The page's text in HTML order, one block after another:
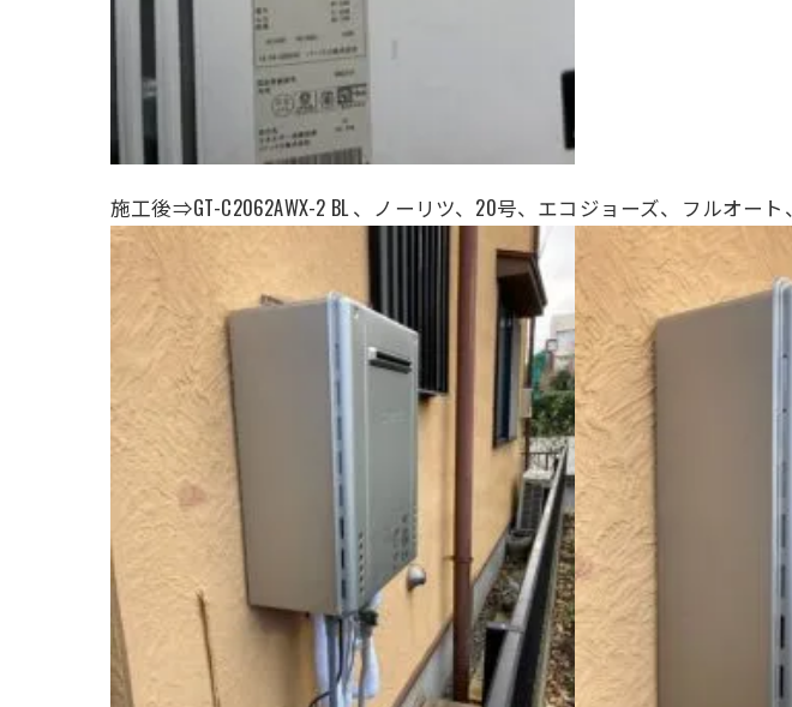
施工後⇒GT-C2062AWX-2 BL 、ノーリツ、20号、エコジョーズ、フルオート、